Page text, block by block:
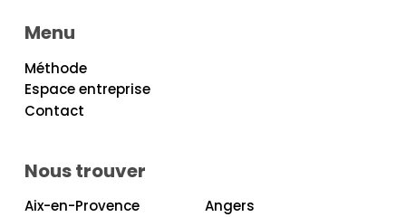
Menu
Méthode
Espace entreprise
Contact
Nous trouver
Aix-en-Provence
Angers